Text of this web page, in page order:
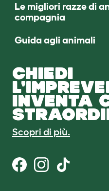
Le migliori razze di
compagnia
Guida agli animali
CHIEDI
INVENTA
Scopri di più.